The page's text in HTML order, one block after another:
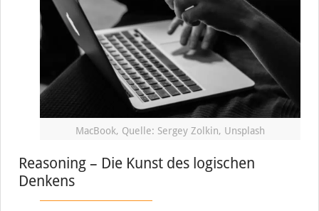
MacBook, Quelle: Sergey Zolkin, Unsplash
Reasoning – Die Kunst des logischen
Denkens